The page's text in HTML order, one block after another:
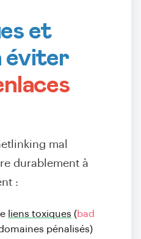
et
éviter
mal
durablement à
:
liens toxiques (bad
pénalisés)